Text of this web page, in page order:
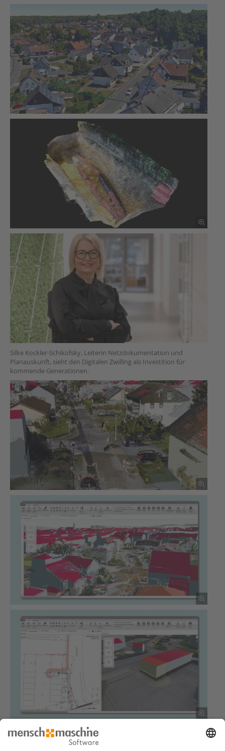
Silke Kockler-Schikofsky, Leiterin Netzdokumentation und
Planauskunft, sieht den Digitalen Zwilling als Investition für
kommende Generationen.
Sie haben ähnliche Anforderungen und suchen eine Lösung?